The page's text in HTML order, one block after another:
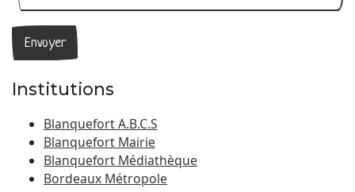
Institutions
Blanquefort A.B.C.S
Blanquefort Mairie
Blanquefort Médiathèque
Bordeaux Métropole